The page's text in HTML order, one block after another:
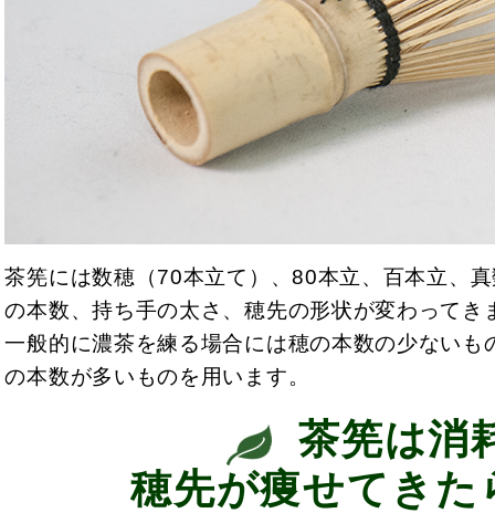
茶筅には数穂（70本立て）、80本立、百本立、
の本数、持ち手の太さ、穂先の形状が変わってき
一般的に濃茶を練る場合には穂の本数の少ないも
の本数が多いものを用います。
茶筅は消
穂先が痩せてきた